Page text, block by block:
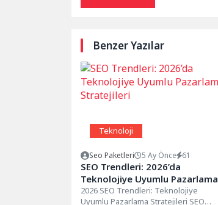
Benzer Yazılar
Teknoloji
Seo Paketleri 5 Ay Önce 61
SEO Trendleri: 2026’da
Teknolojiye Uyumlu Pazarlama
Stratejileri
2026 SEO Trendleri: Teknolojiye
Uyumlu Pazarlama Stratejileri SEO